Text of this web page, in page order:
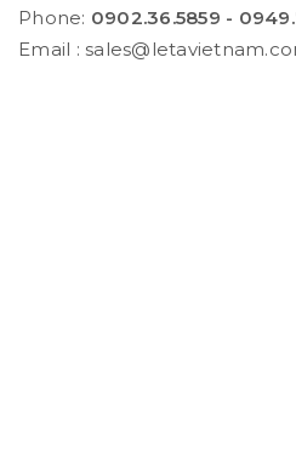
Phone: 0902.36.5859 -
Email :